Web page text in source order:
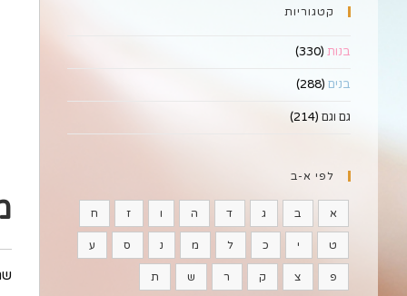
קטגוריות
בנות (330)
בנים (288)
גם וגם (214)
לפי א-ב
א ב ג ד ה ו ז ח
ט י כ ל מ נ ס ע
פ צ ק ר ש ת